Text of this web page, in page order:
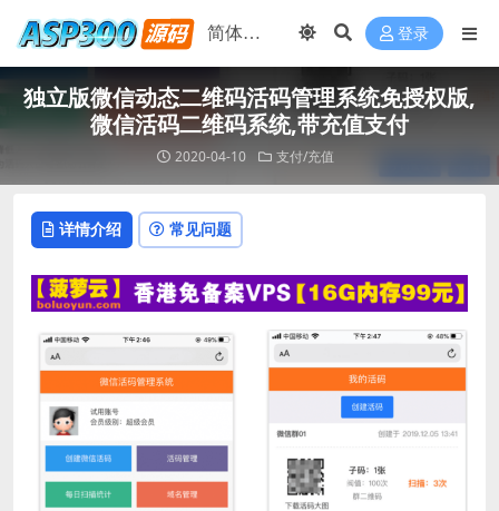
登录
独立版微信动态二维码活码管理系统免授权版,
微信活码二维码系统,带充值支付
2020-04-10 支付/充值
详情介绍 常见问题